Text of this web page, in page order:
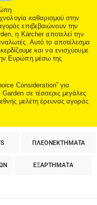
καθαρισμού στην
επιβεβαιώνουν την
η Kärcher αποτελεί την
Αυτό το αποτέλεσμα
και να ενισχύουμε
Ευρώπη μέσω της
Consideration” για
σε τέσσερις μεγάλες
μελέτη έρευνας αγοράς
ΠΛΕΟΝΕΚΤΗΜΑΤΑ
ΕΞΑΡΤΗΜΑΤΑ